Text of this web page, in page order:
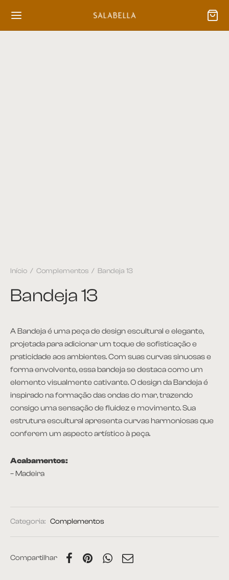
Início / Complementos / Bandeja 13
Bandeja 13
A Bandeja é uma peça de design escultural e elegante,
projetada para adicionar um toque de sofisticação e
praticidade aos ambientes. Com suas curvas sinuosas e
forma envolvente, essa bandeja se destaca como um
elemento visualmente cativante. O design da Bandeja é
inspirado na formação das ondas do mar, trazendo
consigo uma sensação de fluidez e movimento. Sua
estrutura escultural apresenta curvas harmoniosas que
conferem um aspecto artístico à peça.
Acabamentos:
– Madeira
Categoria: Complementos
Compartilhar